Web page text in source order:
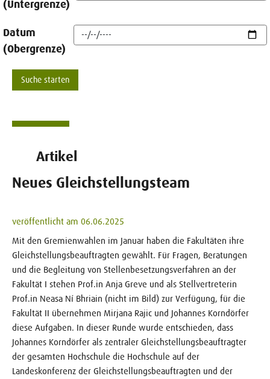
(Untergrenze)
Datum
(Obergrenze)
Artikel
Neues Gleichstellungsteam
veröffentlicht am 06.06.2025
Mit den Gremienwahlen im Januar haben die Fakultäten ihre
Gleichstellungsbeauftragten gewählt. Für Fragen, Beratungen
und die Begleitung von Stellenbesetzungsverfahren an der
Fakultät I stehen Prof.in Anja Greve und als Stellvertreterin
Prof.in Neasa Ní Bhriain (nicht im Bild) zur Verfügung, für die
Fakultät II übernehmen Mirjana Rajic und Johannes Korndörfer
diese Aufgaben. In dieser Runde wurde entschieden, dass
Johannes Korndörfer als zentraler Gleichstellungsbeauftragter
der gesamten Hochschule die Hochschule auf der
Landeskonferenz der Gleichstellungsbeauftragten und der